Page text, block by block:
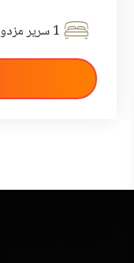
1 سرير مزدوج كبير جداً